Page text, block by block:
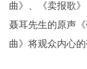
曲》、《卖报歌
聂耳先生的原声
曲》将观众内心